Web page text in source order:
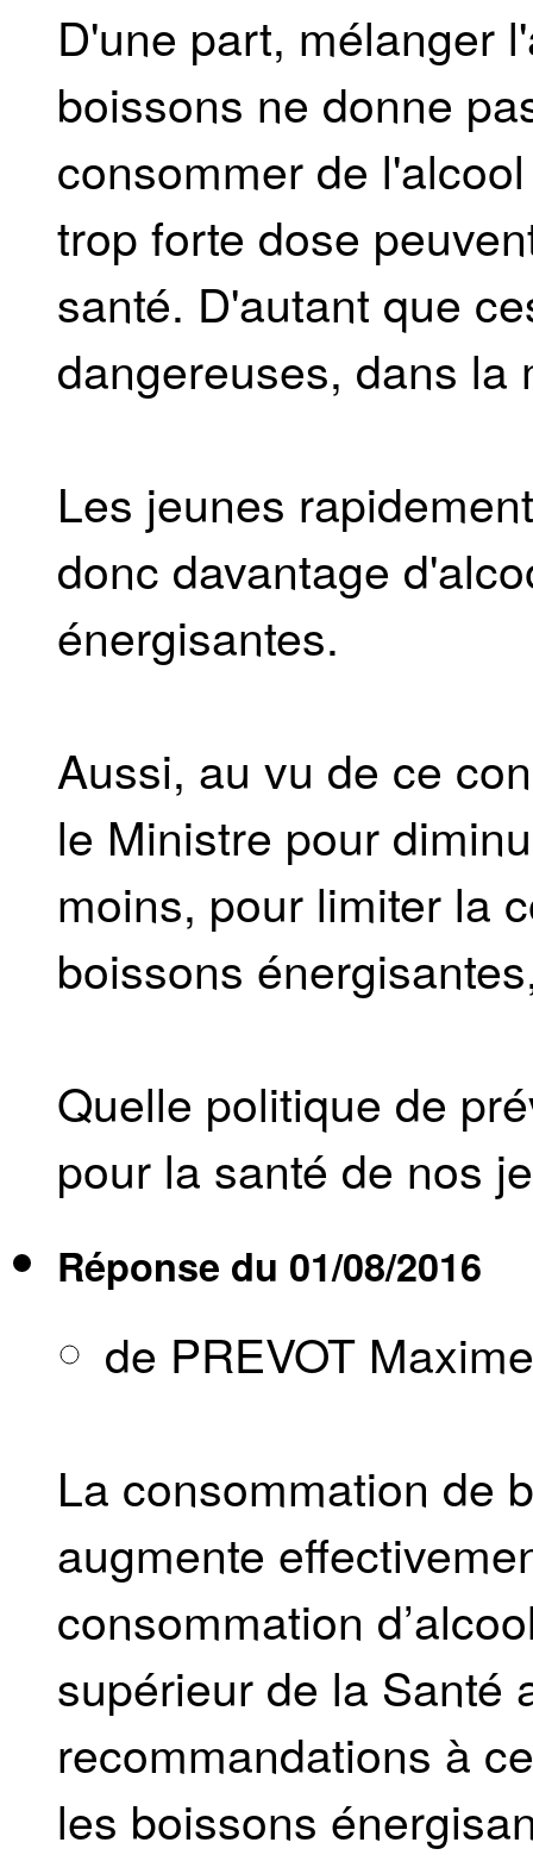
D'une part, mélanger
boissons ne donne
consommer de
trop forte dose
santé. D'autant que
dangereuses, dans la
Les jeunes
donc davantage
énergisantes.
Aussi, au vu de ce
le Ministre pour
moins, pour limiter la
boissons
Quelle politique de
pour la santé de nos
Réponse du 01/08/2016
de PREVOT Maxime
La consommation de
augmente
consommation
supérieur de la Santé
recommandations à
les boissons